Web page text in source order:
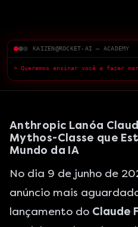
KAIZEN@ROCKET-AI — ACADEMY
qualidade superior.
█
Anthropic Lanóa
Mythos-Classe que
Mundo da IA
No dia 9 de junho de
anúncio mais
lançamento do Claude